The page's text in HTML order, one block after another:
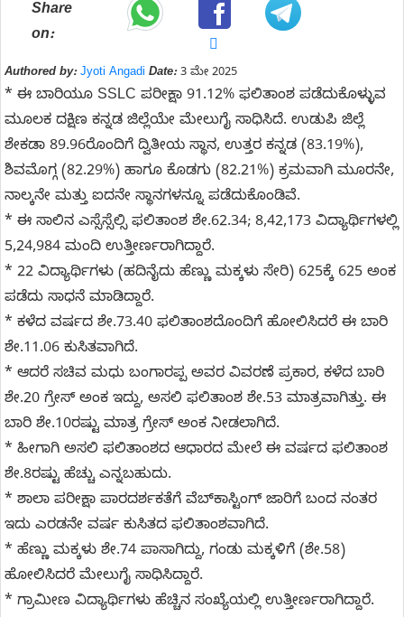
Share
on:
Authored by: Jyoti Angadi Date:3 ಮೇ 2025
* ಈ ಬಾರಿಯೂ SSLC ಪರೀಕ್ಷಾ 91.12% ಫಲಿತಾಂಶ ಪಡೆದುಕೊಳ್ಳುವ
ಮೂಲಕ ದಕ್ಷಿಣ ಕನ್ನಡ ಜಿಲ್ಲೆಯೇ ಮೇಲುಗೈ ಸಾಧಿಸಿದೆ. ಉಡುಪಿ ಜಿಲ್ಲೆ
ಶೇಕಡಾ 89.96ರೊಂದಿಗೆ ದ್ವಿತೀಯ ಸ್ಥಾನ, ಉತ್ತರ ಕನ್ನಡ (83.19%),
ಶಿವಮೊಗ್ಗ (82.29%) ಹಾಗೂ ಕೊಡಗು (82.21%) ಕ್ರಮವಾಗಿ ಮೂರನೇ,
ನಾಲ್ಕನೇ ಮತ್ತು ಐದನೇ ಸ್ಥಾನಗಳನ್ನೂ ಪಡೆದುಕೊಂಡಿವೆ.
* ಈ ಸಾಲಿನ ಎಸ್ಸೆಸ್ಸೆಲ್ಸಿ ಫಲಿತಾಂಶ ಶೇ.62.34; 8,42,173 ವಿದ್ಯಾರ್ಥಿಗಳಲ್ಲಿ
5,24,984 ಮಂದಿ ಉತ್ತೀರ್ಣರಾಗಿದ್ದಾರೆ.
* 22 ವಿದ್ಯಾರ್ಥಿಗಳು (ಹದಿನೈದು ಹೆಣ್ಣು ಮಕ್ಕಳು ಸೇರಿ) 625ಕ್ಕೆ 625 ಅಂಕ
ಪಡೆದು ಸಾಧನೆ ಮಾಡಿದ್ದಾರೆ.
* ಕಳೆದ ವರ್ಷದ ಶೇ.73.40 ಫಲಿತಾಂಶದೊಂದಿಗೆ ಹೋಲಿಸಿದರೆ ಈ ಬಾರಿ
ಶೇ.11.06 ಕುಸಿತವಾಗಿದೆ.
* ಆದರೆ ಸಚಿವ ಮಧು ಬಂಗಾರಪ್ಪ ಅವರ ವಿವರಣೆ ಪ್ರಕಾರ, ಕಳೆದ ಬಾರಿ
ಶೇ.20 ಗ್ರೇಸ್ ಅಂಕ ಇದ್ದು, ಅಸಲಿ ಫಲಿತಾಂಶ ಶೇ.53 ಮಾತ್ರವಾಗಿತ್ತು. ಈ
ಬಾರಿ ಶೇ.10ರಷ್ಟು ಮಾತ್ರ ಗ್ರೇಸ್ ಅಂಕ ನೀಡಲಾಗಿದೆ.
* ಹೀಗಾಗಿ ಅಸಲಿ ಫಲಿತಾಂಶದ ಆಧಾರದ ಮೇಲೆ ಈ ವರ್ಷದ ಫಲಿತಾಂಶ
ಶೇ.8ರಷ್ಟು ಹೆಚ್ಚು ಎನ್ನಬಹುದು.
* ಶಾಲಾ ಪರೀಕ್ಷಾ ಪಾರದರ್ಶಕತೆಗೆ ವೆಬ್‌ಕಾಸ್ಟಿಂಗ್ ಜಾರಿಗೆ ಬಂದ ನಂತರ
ಇದು ಎರಡನೇ ವರ್ಷ ಕುಸಿತದ ಫಲಿತಾಂಶವಾಗಿದೆ.
* ಹೆಣ್ಣು ಮಕ್ಕಳು ಶೇ.74 ಪಾಸಾಗಿದ್ದು, ಗಂಡು ಮಕ್ಕಳಿಗೆ (ಶೇ.58)
ಹೋಲಿಸಿದರೆ ಮೇಲುಗೈ ಸಾಧಿಸಿದ್ದಾರೆ.
* ಗ್ರಾಮೀಣ ವಿದ್ಯಾರ್ಥಿಗಳು ಹೆಚ್ಚಿನ ಸಂಖ್ಯೆಯಲ್ಲಿ ಉತ್ತೀರ್ಣರಾಗಿದ್ದಾರೆ.